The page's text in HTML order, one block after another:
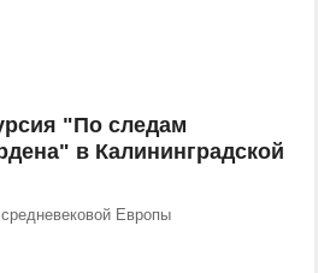
"По следам
в Калининградской
Европы